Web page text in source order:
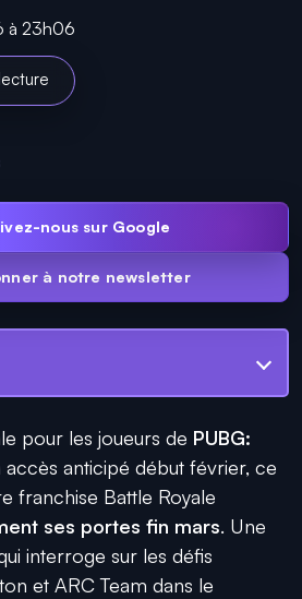
à 23h06
nous sur Google
à notre newsletter
pour les joueurs de PUBG:
accès anticipé début février, ce
franchise Battle Royale
ses portes fin mars. Une
interroge sur les défis
et ARC Team dans le